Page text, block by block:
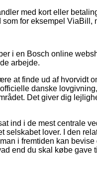
med kort eller
som for eksempel
i en Bosch online
arbejde.
at finde ud af hvorvidt
danske
Det giver dig
ind i de mest centrale
selskabet lover. I den
i fremtiden kan
end du skal købe gave